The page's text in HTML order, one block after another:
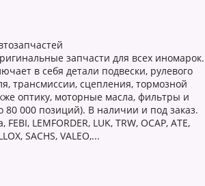
запчасти для всех иномарок.
в себя детали подвески, рулевого
трансмиссии, сцепления, тормозной
оптику, моторные масла, фильтры и
80 000 позиций). В наличии и под заказ.
LEMFORDER, LUK, TRW, OCAP, ATE,
SACHS, VALEO,...